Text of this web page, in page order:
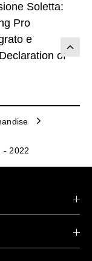
Soletta:
Pro
e
of
- 2022